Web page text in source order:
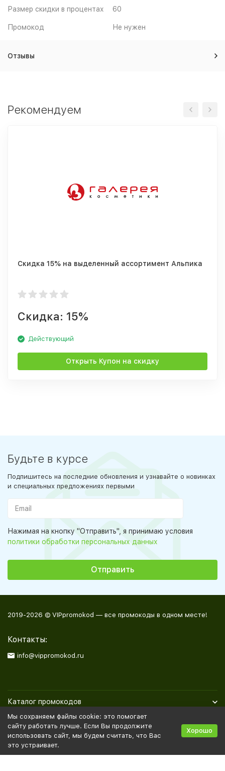
Размер скидки в процентах 60
Промокод Не нужен
Отзывы
Рекомендуем
Скидка 15% на выделенный ассортимент Альпика
Скидка: 15%
Действующий
Открыть Купон на скидку
Будьте в курсе
Подпишитесь на последние обновления и узнавайте о новинках
и специальных предложениях первыми
Нажимая на кнопку "Отправить", я принимаю условия
политики обработки персональных данных
2019-2026 © VIPpromokod — все промокоды в одном месте!
Контакты:
info@vippromokod.ru
Каталог промокодов
Полезная информация
Политика персональных данных Карта сайта
Мы сохраняем файлы cookie: это помогает
сайту работать лучше. Если Вы продолжите
использовать сайт, мы будем считать, что Вас
это устраивает.
Хорошо